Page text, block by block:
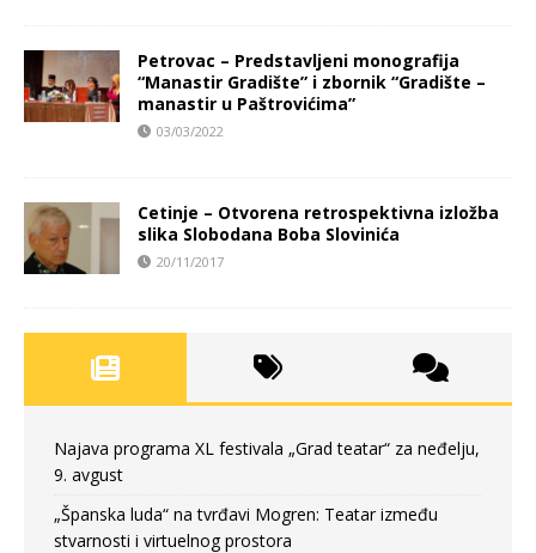
Petrovac – Predstavljeni monografija
“Manastir Gradište” i zbornik “Gradište –
manastir u Paštrovićima”
03/03/2022
Cetinje – Otvorena retrospektivna izložba
slika Slobodana Boba Slovinića
20/11/2017
Najava programa XL festivala „Grad teatar“ za neđelju,
9. avgust
„Španska luda“ na tvrđavi Mogren: Teatar između
stvarnosti i virtuelnog prostora